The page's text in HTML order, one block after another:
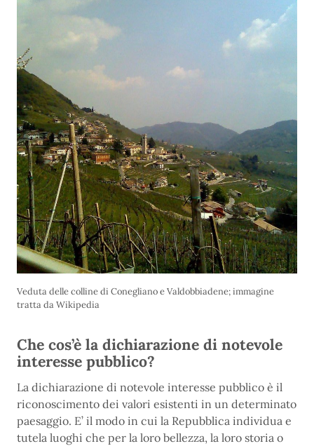
Veduta delle colline di Conegliano e Valdobbiadene; immagine
tratta da Wikipedia
Che cos’è la dichiarazione di notevole
interesse pubblico?
La dichiarazione di notevole interesse pubblico è il
riconoscimento dei valori esistenti in un determinato
paesaggio. E’ il modo in cui la Repubblica individua e
tutela luoghi che per la loro bellezza, la loro storia o